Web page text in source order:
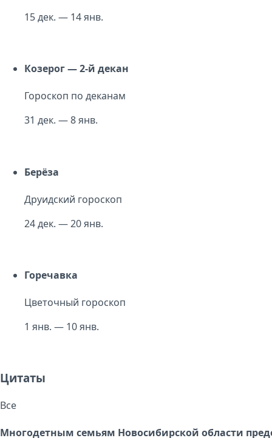
15 дек. — 14 янв.
Козерог — 2-й декан
Гороскоп по деканам
31 дек. — 8 янв.
Берёза
Друидский гороскоп
24 дек. — 20 янв.
Горечавка
Цветочный гороскоп
1 янв. — 10 янв.
Цитаты
Все
Многодетным семьям Новосибирской области